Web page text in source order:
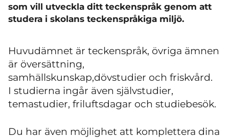
som vill utveckla ditt teckenspråk genom att
studera i skolans teckenspråkiga miljö.
Huvudämnet är teckenspråk, övriga ämnen
är översättning,
samhällskunskap,dövstudier och friskvård.
I studierna ingår även självstudier,
temastudier, friluftsdagar och studiebesök.
Du har även möjlighet att komplettera dina